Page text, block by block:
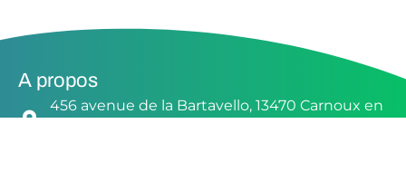
A propos
456 avenue de la Bartavello, 13470 Carnoux en